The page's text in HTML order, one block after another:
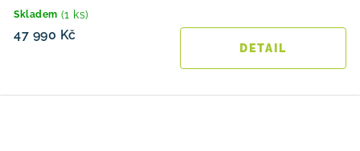
Skladem (1 ks)
47 990 Kč